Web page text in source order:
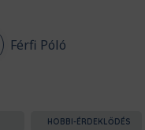
Férfi Póló
HOBBI-ÉRDEKLŐDÉS